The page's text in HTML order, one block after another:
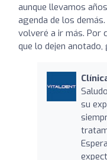
aunque llevamos
agenda de los
volveré a ir más. Por
que lo dejen anotado,
su